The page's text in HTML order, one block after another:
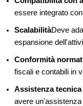
essere integrato
ScalabilitàDeve
espansione
Conformità
fiscali e contabili in
Assistenza
avere